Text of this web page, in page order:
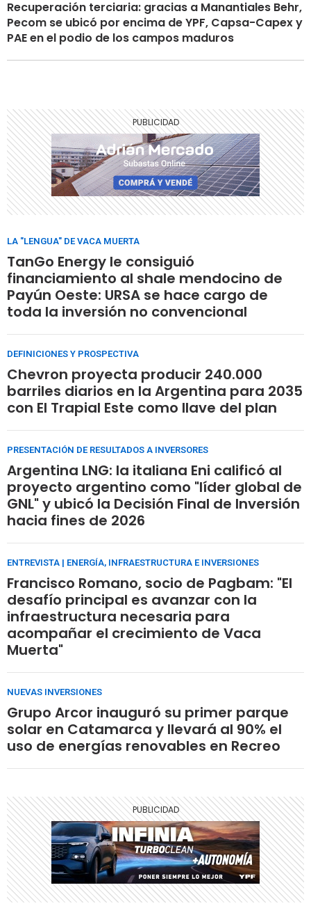
Recuperación terciaria: gracias a Manantiales Behr,
Pecom se ubicó por encima de YPF, Capsa-Capex y
PAE en el podio de los campos maduros
LA "LENGUA" DE VACA MUERTA
TanGo Energy le consiguió
financiamiento al shale mendocino de
Payún Oeste: URSA se hace cargo de
toda la inversión no convencional
DEFINICIONES Y PROSPECTIVA
Chevron proyecta producir 240.000
barriles diarios en la Argentina para 2035
con El Trapial Este como llave del plan
PRESENTACIÓN DE RESULTADOS A INVERSORES
Argentina LNG: la italiana Eni calificó al
proyecto argentino como "líder global de
GNL" y ubicó la Decisión Final de Inversión
hacia fines de 2026
ENTREVISTA | ENERGÍA, INFRAESTRUCTURA E INVERSIONES
Francisco Romano, socio de Pagbam: "El
desafío principal es avanzar con la
infraestructura necesaria para
acompañar el crecimiento de Vaca
Muerta"
NUEVAS INVERSIONES
Grupo Arcor inauguró su primer parque
solar en Catamarca y llevará al 90% el
uso de energías renovables en Recreo